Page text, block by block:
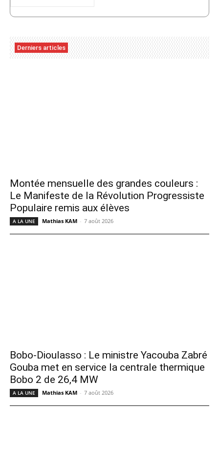
Derniers articles
Montée mensuelle des grandes couleurs :
Le Manifeste de la Révolution Progressiste
Populaire remis aux élèves
A LA UNE Mathias KAM - 7 août 2026
Bobo-Dioulasso : Le ministre Yacouba Zabré
Gouba met en service la centrale thermique
Bobo 2 de 26,4 MW
A LA UNE Mathias KAM - 7 août 2026